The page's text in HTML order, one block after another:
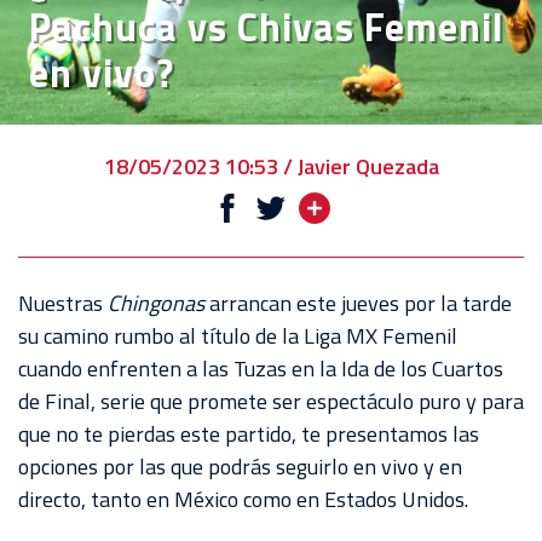
VENTA
DE
BOLETOS
CHIVABONOS
REBAÑO
CHIVAS
TIENDA
CHIVAS
CHIVASTV
Pachuca vs Chivas Femenil
en vivo?
18/05/2023 10:53 / Javier Quezada
Nuestras Chingonasarrancan este jueves por la tarde
su camino rumbo al título de la Liga MX Femenil
cuando enfrenten a las Tuzas en la Ida de los Cuartos
de Final, serie que promete ser espectáculo puro y para
que no te pierdas este partido, te presentamos las
opciones por las que podrás seguirlo en vivo y en
directo, tanto en México como en Estados Unidos.